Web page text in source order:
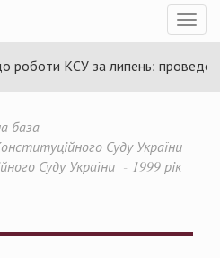
Toggle
роботи КСУ за липень: проведено
база
Суду України
Суду України
1999 рік